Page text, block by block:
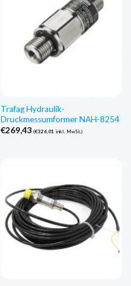
Trafag Hydraulik-
Druckmessumformer NAH-8254
€269,43 (€326,01 inkl. MwSt.)